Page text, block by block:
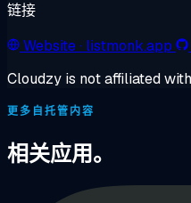
链接
Website· listmonk.app
Cloudzy is not affiliated
更多自托管内容
相关应用。